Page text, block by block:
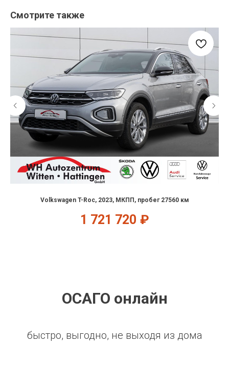
Смотрите также
Volkswagen T-Roc, 2023, МКПП, пробег 27560 км
1 721 720 ₽
ОСАГО онлайн
быстро, выгодно, не выходя из дома